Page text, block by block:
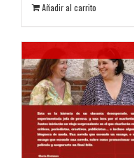
Añadir al carrito